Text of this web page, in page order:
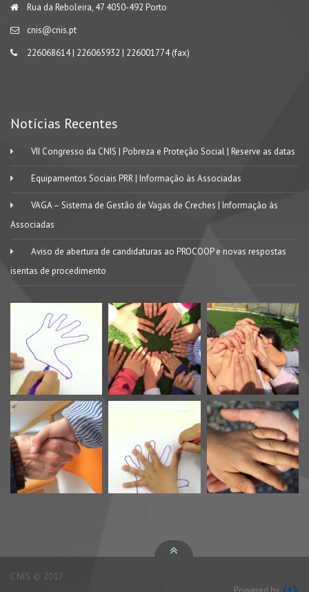
Rua da Reboleira, 47 4050-492 Porto
cnis@cnis.pt
226068614 | 226065932 | 226001774 (fax)
Notícias Recentes
VII Congresso da CNIS | Pobreza e Proteção Social | Reserve as datas
Equipamentos Sociais PRR | Informação às Associadas
VAGA – Sistema de Gestão de Vagas de Creches | Informação às
Associadas
Aviso de abertura de candidaturas ao PROCOOP e novas respostas
isentas de procedimento
CNIS © 2017